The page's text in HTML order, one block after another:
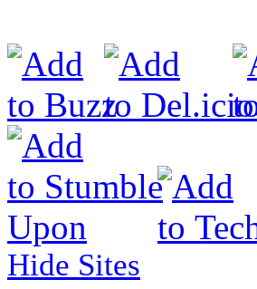
Hide Sites